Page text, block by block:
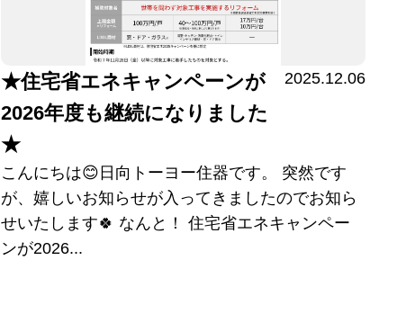
★住宅省エネキャンペーンが
2026年度も継続になりました
★
2025.12.06
こんにちは😊日向トーヨー住器です。 突然です
が、嬉しいお知らせが入ってきましたのでお知ら
せいたします🍀 なんと！ 住宅省エネキャンペー
ンが2026...